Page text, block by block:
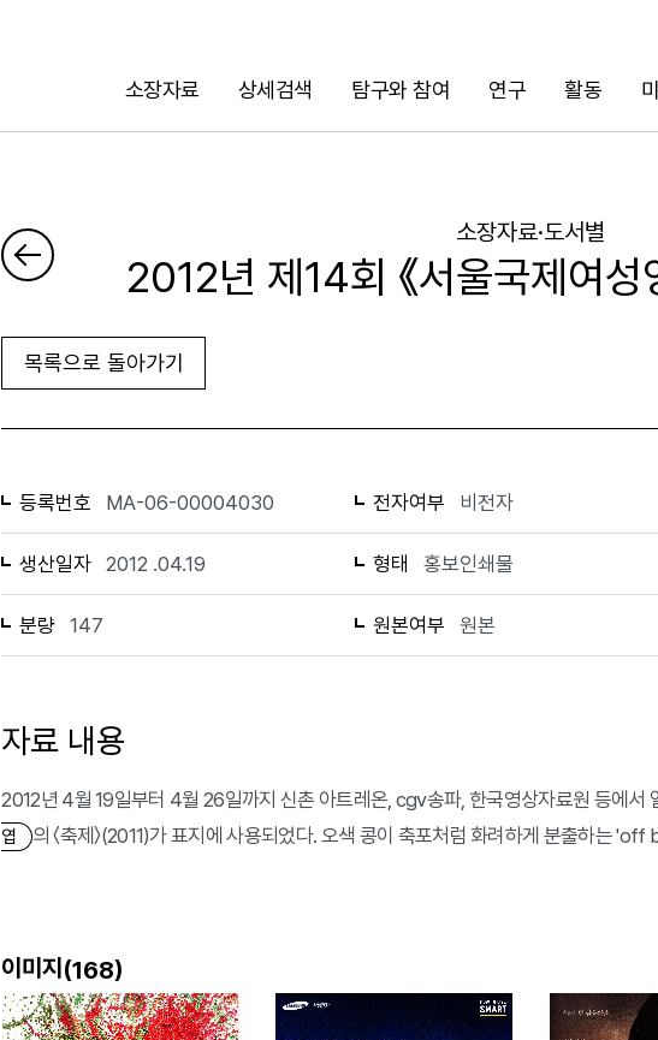
소장자료 상세검색 탐구와 참여 연구 활동
검색
소장자료·도서별
2012년 제14회 《서울국제여성
목록으로 돌아가기
등록번호 MA-06-00004030 전자여부 비전자
생산일자 2012 .04.19 형태 홍보인쇄물
분량 147 원본여부 원본
자료 내용
2012년 4월 19일부터 4월 26일까지 신촌 아트레온, cgv송파, 한국영상자료원 등에서
엽
의 〈축제〉(2011)가 표지에 사용되었다. 오색 콩이 축포처럼 화려하게 분출하는
이미지(168)